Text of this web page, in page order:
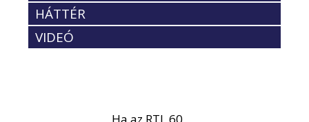
HÁTTÉR
VIDEÓ
Ha az RTL 60